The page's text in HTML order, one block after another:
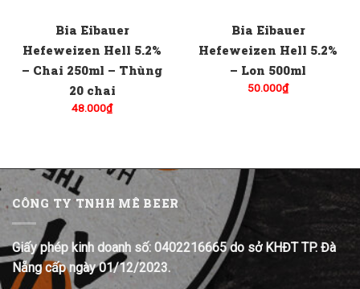
Bia Eibauer
Hefeweizen Hell 5.2%
– Chai 250ml – Thùng
20 chai
48.000₫
Bia Eibauer
Hefeweizen Hell 5.2%
– Lon 500ml
50.000₫
CÔNG TY TNHH MÊ BEER
Giấy phép kinh doanh số: 0402216665 do sở KHĐT TP. Đà
Nẵng cấp ngày 01/12/2023.